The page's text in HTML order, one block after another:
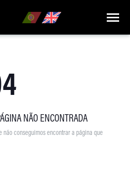
NÃO ENCONTRADA
não conseguimos encontrar a página que